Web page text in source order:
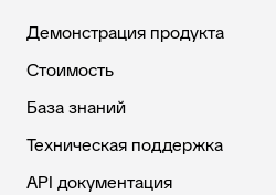
Демонстрация продукта
Стоимость
База знаний
Техническая поддержка
API документация